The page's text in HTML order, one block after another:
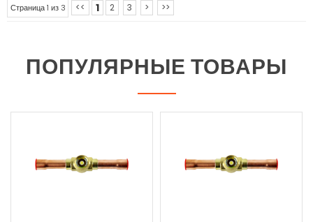
Страница 1 из 3 << 1 2 3 > >>
ПОПУЛЯРНЫЕ ТОВАРЫ